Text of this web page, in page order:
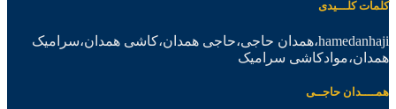
کلمات کلـــیدی
hamedanhaji،همدان حاجی،حاجی همدان،کاشی همدان،سرامیک
همدان،موادکاشی سرامیک
همــــدان حاجــی